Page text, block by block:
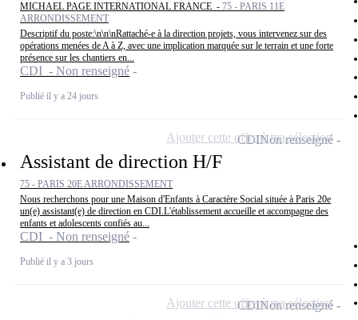
MICHAEL PAGE INTERNATIONAL FRANCE - 75 - PARIS 11E
ARRONDISSEMENT
Descriptif du poste:\n\n\nRattaché-e à la direction projets, vous intervenez sur des
opérations menées de A à Z, avec une implication marquée sur le terrain et une forte
présence sur les chantiers en...
CDI - Non renseigné
Publié il y a 24 jours
Assistant de direction H/F
75 - PARIS 20E ARRONDISSEMENT
Nous recherchons pour une Maison d'Enfants à Caractère Social située à Paris 20e
un(e) assistant(e) de direction en CDI.L'établissement accueille et accompagne des
enfants et adolescents confiés au...
CDI - Non renseigné
Publié il y a 3 jours
CDINon renseigné
Ajouter cette offre à ma sélection
CDINon renseigné
Ajouter cette offre à ma sélection